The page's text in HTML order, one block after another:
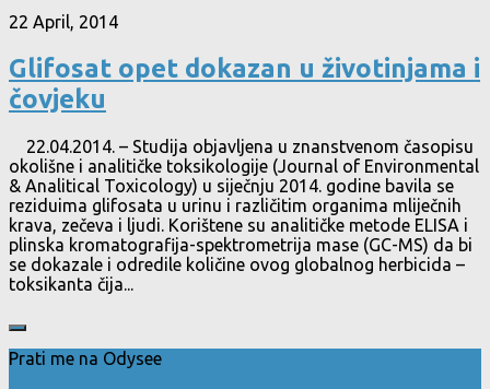
22 April, 2014
Glifosat opet dokazan u životinjama i
čovjeku
22.04.2014. – Studija objavljena u znanstvenom časopisu
okolišne i analitičke toksikologije (Journal of Environmental
& Analitical Toxicology) u siječnju 2014. godine bavila se
reziduima glifosata u urinu i različitim organima mliječnih
krava, zečeva i ljudi. Korištene su analitičke metode ELISA i
plinska kromatografija-spektrometrija mase (GC-MS) da bi
se dokazale i odredile količine ovog globalnog herbicida –
toksikanta čija...
Prati me na Odysee